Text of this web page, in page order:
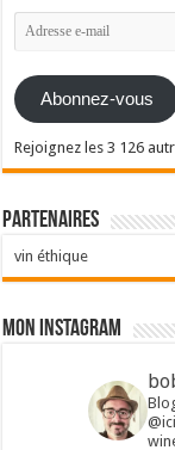
Adresse
e-
Abonnez-vous
Rejoignez les 3 126
Partenaires
vin éthique
Mon Instagram